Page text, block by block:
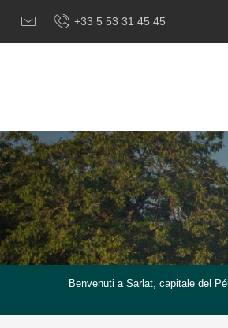
contenu
+33 5 53 31 45 45
Benvenuti a Sarlat, capitale del